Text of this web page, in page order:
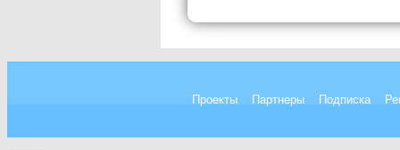
Проекты Партнеры Подписка